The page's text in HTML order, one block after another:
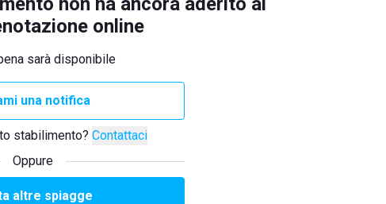
online
sarà disponibile
una notifica
stabilimento? Contattaci
Oppure
altre spiagge